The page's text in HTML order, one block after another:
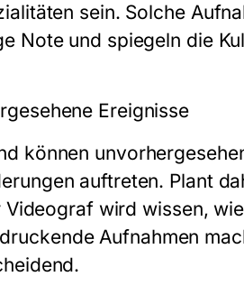
sein. Solche
Note und spiegeln die
Ereignisse
können
auftreten. Plant
Videograf wird wissen,
Aufnahmen